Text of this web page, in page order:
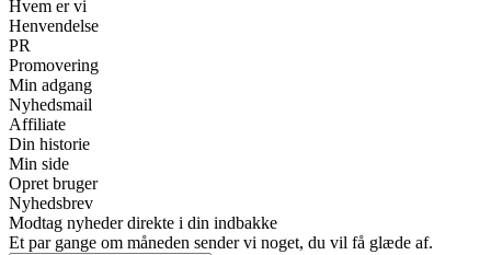
Hvem er vi
Henvendelse
PR
Promovering
Min adgang
Nyhedsmail
Affiliate
Din historie
Min side
Opret bruger
Nyhedsbrev
Modtag nyheder direkte i din indbakke
Et par gange om måneden sender vi noget, du vil få glæde af.